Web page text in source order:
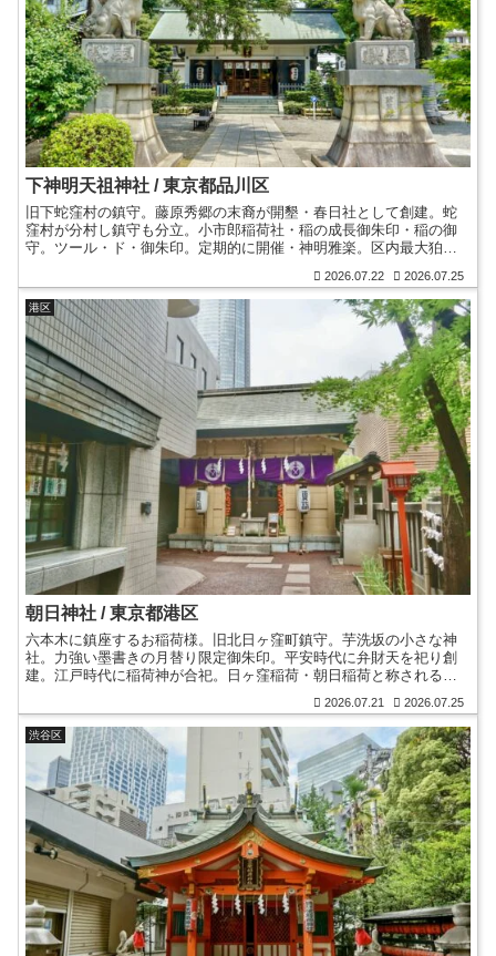
下神明天祖神社 / 東京都品川区
旧下蛇窪村の鎮守。藤原秀郷の末裔が開墾・春日社として創建。蛇
窪村が分村し鎮守も分立。小市郎稲荷社・稲の成長御朱印・稲の御
守。ツール・ド・御朱印。定期的に開催・神明雅楽。区内最大狛
2026.07.22 2026.07.25
港区
朝日神社 / 東京都港区
六本木に鎮座するお稲荷様。旧北日ヶ窪町鎮守。芋洗坂の小さな神
社。力強い墨書きの月替り限定御朱印。平安時代に弁財天を祀り創
建。江戸時代に稲荷神が合祀。日ヶ窪稲荷・朝日稲荷と称される。
2026.07.21 2026.07.25
渋谷区